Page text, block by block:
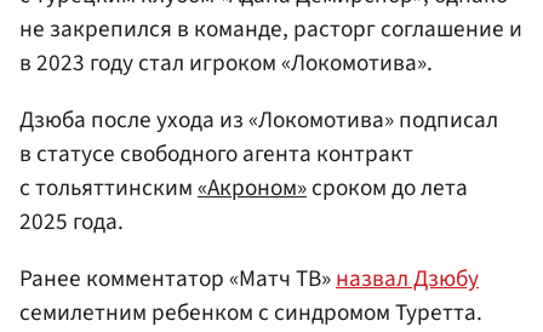
не закрепился в команде, расторг соглашение и
в 2023 году стал игроком «Локомотива».
Дзюба после ухода из «Локомотива» подписал
в статусе свободного агента контракт
с тольяттинским«Акроном»сроком до лета
2025 года.
Ранее комментатор «Матч ТВ»назвал Дзюбу
семилетним ребенком с синдромом Туретта.